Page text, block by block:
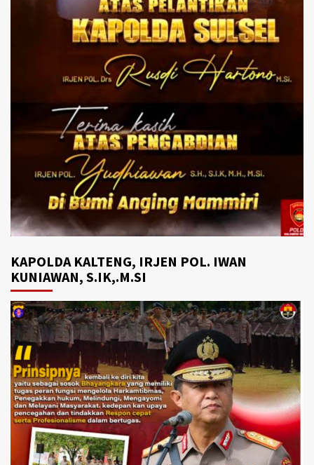
KAPOLDA KALTENG, IRJEN POL. IWAN
KUNIAWAN, S.IK,.M.SI